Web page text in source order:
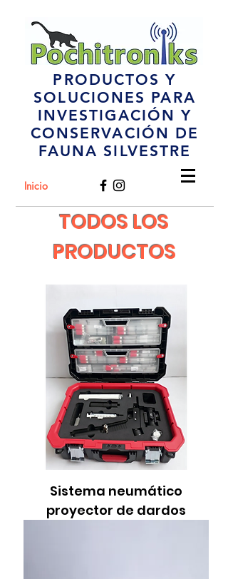
PRODUCTOS Y
SOLUCIONES PARA
INVESTIGACIÓN Y
CONSERVACIÓN DE
FAUNA SILVESTRE
Inicio
TODOS LOS
PRODUCTOS
Sistema neumático
proyector de dardos